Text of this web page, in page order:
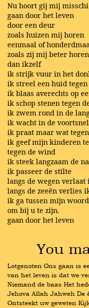
Nu hoort gij mij
gaan door het leven
door een deur
zoals huizen mij horen
eenmaal of
zoals zij mij beter horen
dan ikzelf
ik strijk vuur in het
ik streel een huid
ik blaas averechts op
ik schop stenen tegen
ik zwem rond in de
ik wacht in de
ik praat maar wat
ik geef mijn kinderen
tegen de wind
ik steek langzaam de
ik passeer de stilte
langs de wegen
langs de zeeën verlies
ik ga tussen mijn
om bij u te zijn.
gaan door het leven
You
Lotgenoten Ons gaan is
van het leven is dat we
Niemand de baas Het
Jehova Allah Jahweh De
Ontsteekt uw geweten